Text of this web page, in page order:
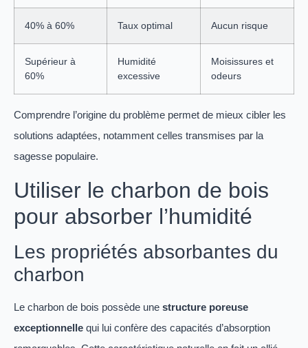
40% à 60% Taux optimal Aucun risque
Supérieur à
60%
Humidité
excessive
Moisissures et
odeurs
Comprendre l’origine du problème permet de mieux cibler les
solutions adaptées, notamment celles transmises par la
sagesse populaire.
Utiliser le charbon de bois
pour absorber l’humidité
Les propriétés absorbantes du
charbon
Le charbon de bois possède une structure poreuse
exceptionnelle qui lui confère des capacités d’absorption